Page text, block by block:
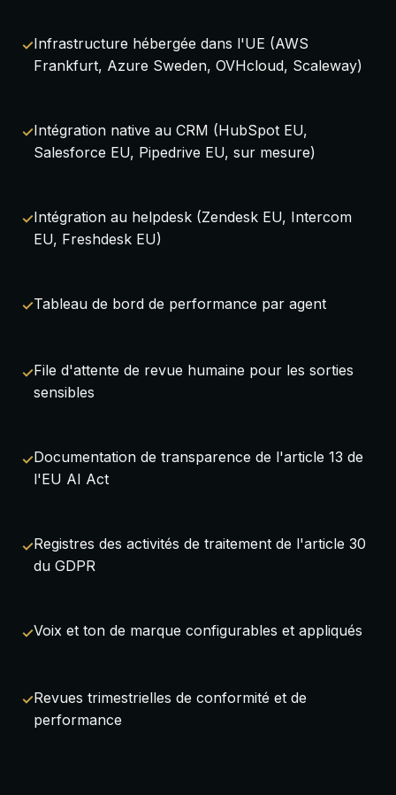
Infrastructure hébergée dans l'UE (AWS
Frankfurt, Azure Sweden, OVHcloud, Scaleway)
Intégration native au CRM (HubSpot EU,
Salesforce EU, Pipedrive EU, sur mesure)
Intégration au helpdesk (Zendesk EU, Intercom
EU, Freshdesk EU)
Tableau de bord de performance par agent
File d'attente de revue humaine pour les sorties
sensibles
Documentation de transparence de l'article 13 de
l'EU AI Act
Registres des activités de traitement de l'article 30
du GDPR
Voix et ton de marque configurables et appliqués
Revues trimestrielles de conformité et de
performance